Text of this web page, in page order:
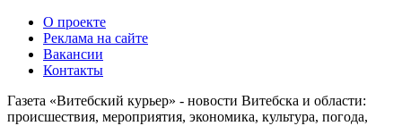
О проекте
Реклама на сайте
Вакансии
Контакты
Газета «Витебский курьер» - новости Витебска и области:
происшествия, мероприятия, экономика, культура, погода,